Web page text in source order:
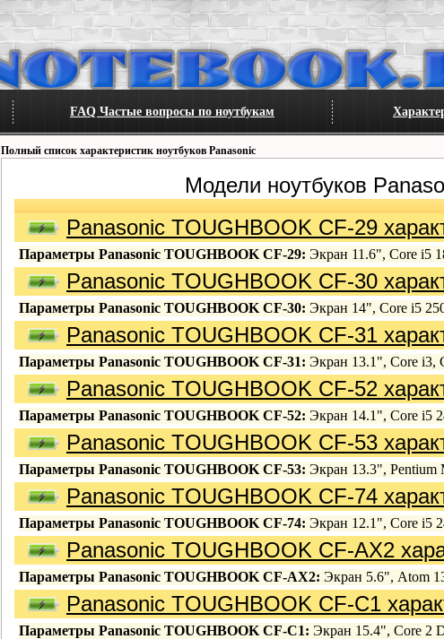
FAQ Частые вопросы по ноутбукам
Полный список характеристик ноутбуков Panasonic
Модели ноутбуков
Panasonic TOUGHBOOK CF-29
Параметры Panasonic TOUGHBOOK CF-29: Экран 11.6", Core i5
Panasonic TOUGHBOOK CF-30
Параметры Panasonic TOUGHBOOK CF-30: Экран 14", Core i5
Panasonic TOUGHBOOK CF-31
Параметры Panasonic TOUGHBOOK CF-31: Экран 13.1", Core i3,
Panasonic TOUGHBOOK CF-52
Параметры Panasonic TOUGHBOOK CF-52: Экран 14.1", Core i5
Panasonic TOUGHBOOK CF-53
Параметры Panasonic TOUGHBOOK CF-53: Экран 13.3", Pentium
Panasonic TOUGHBOOK CF-74
Параметры Panasonic TOUGHBOOK CF-74: Экран 12.1", Core i5
Panasonic TOUGHBOOK CF-AX2
Параметры Panasonic TOUGHBOOK CF-AX2: Экран 5.6", Atom
Panasonic TOUGHBOOK CF-C1
Параметры Panasonic TOUGHBOOK CF-C1: Экран 15.4", Core 2